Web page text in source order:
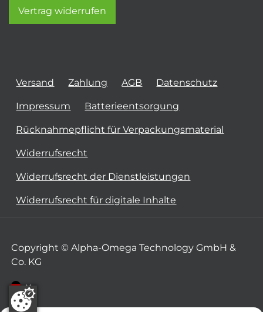
Vertrag widerrufen
Versand Zahlung AGB Datenschutz
Impressum Batterieentsorgung
Rücknahmepflicht für Verpackungsmaterial
Widerrufsrecht
Widerrufsrecht der Dienstleistungen
Widerrufsrecht für digitale Inhalte
Copyright © Alpha-Omega Technology GmbH &
Co. KG